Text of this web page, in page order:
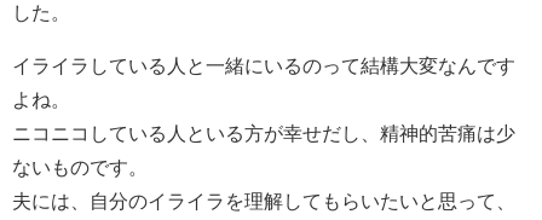
した。
イライラしている人と一緒にいるのって結構大変なんです
よね。
ニコニコしている人といる方が幸せだし、精神的苦痛は少
ないものです。
夫には、自分のイライラを理解してもらいたいと思って、